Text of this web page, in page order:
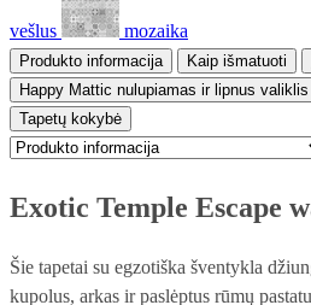
vešlus mozaika
Produkto informacija Kaip išmatuoti
Happy Mattic nulupiamas ir lipnus valiklis
Tapetų kokybė
Exotic Temple Escape
Šie tapetai su egzotiška šventykla
kupolus, arkas ir paslėptus rūmų